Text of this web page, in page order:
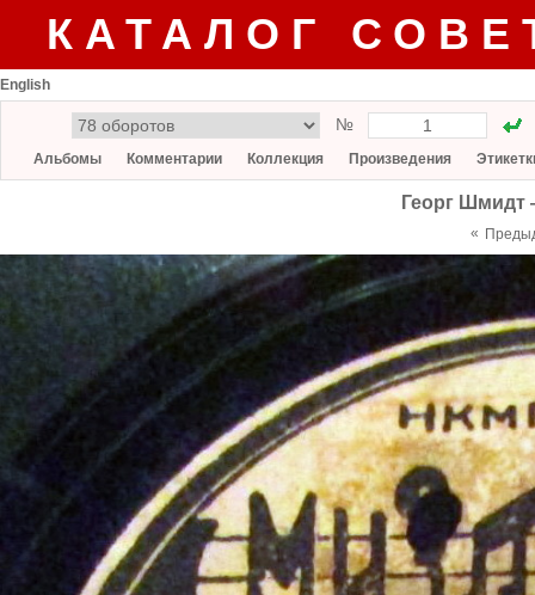
КАТАЛОГ
English
№
Альбомы Комментарии Коллекция Произведения
Георг Шмидт
«